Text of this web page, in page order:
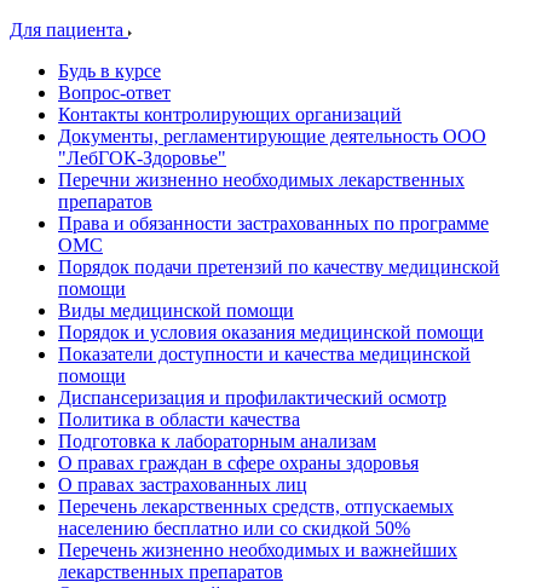
Для пациента
Будь в курсе
Вопрос-ответ
Контакты контролирующих организаций
Документы, регламентирующие деятельность ООО
"ЛебГОК-Здоровье"
Перечни жизненно необходимых лекарственных
препаратов
Права и обязанности застрахованных по программе
ОМС
Порядок подачи претензий по качеству медицинской
помощи
Виды медицинской помощи
Порядок и условия оказания медицинской помощи
Показатели доступности и качества медицинской
помощи
Диспансеризация и профилактический осмотр
Политика в области качества
Подготовка к лабораторным анализам
О правах граждан в сфере охраны здоровья
О правах застрахованных лиц
Перечень лекарственных средств, отпускаемых
населению бесплатно или со скидкой 50%
Перечень жизненно необходимых и важнейших
лекарственных препаратов